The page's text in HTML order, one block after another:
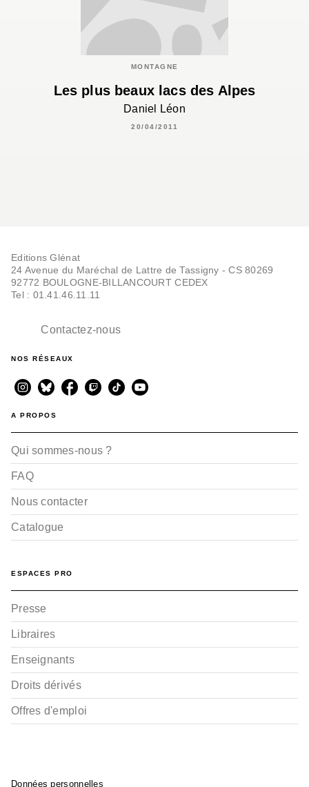
MONTAGNE
Les plus beaux lacs des Alpes
Daniel Léon
20/04/2011
Editions Glénat
24 Avenue du Maréchal de Lattre de Tassigny - CS 80269
92772 BOULOGNE-BILLANCOURT CEDEX
Tel : 01.41.46.11.11
Contactez-nous
NOS RÉSEAUX
A PROPOS
Qui sommes-nous ?
FAQ
Nous contacter
Catalogue
ESPACES PRO
Presse
Libraires
Enseignants
Droits dérivés
Offres d'emploi
Données personnelles